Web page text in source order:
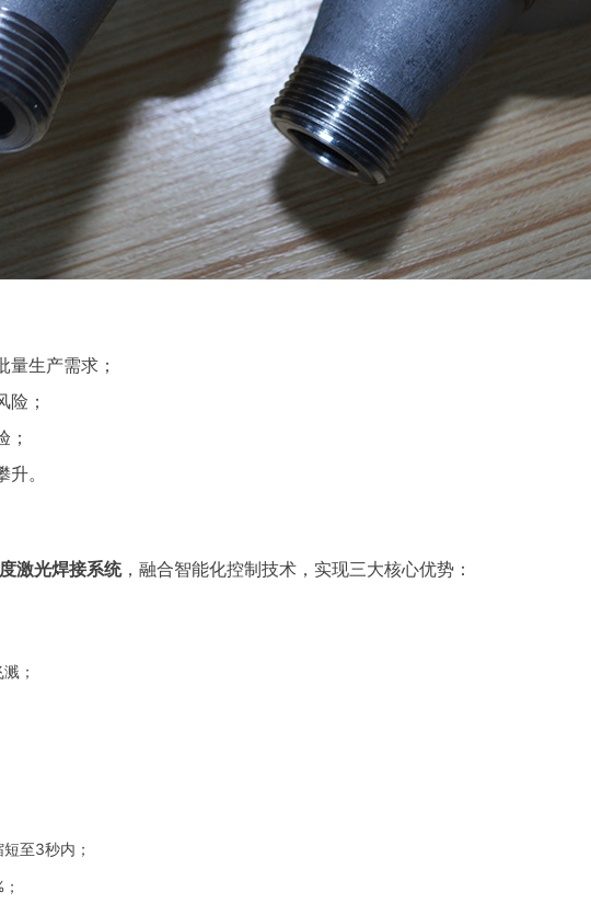
量生产需求；
险；
；
。
激光焊接系统，融合智能化控制技术，实现三大核心优势：
；
至3秒内；